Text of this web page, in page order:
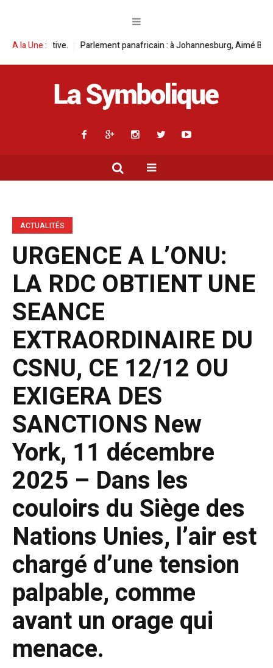
A la Une :panafricain : à Johannesburg, Aimé Boji Sangara multiplie les
ACTUALITÉS
URGENCE A L’ONU:
LA RDC OBTIENT UNE
SEANCE
EXTRAORDINAIRE DU
CSNU, CE 12/12 OU
EXIGERA DES
SANCTIONS New
York, 11 décembre
2025 – Dans les
couloirs du Siège des
Nations Unies, l’air est
chargé d’une tension
palpable, comme
avant un orage qui
menace.